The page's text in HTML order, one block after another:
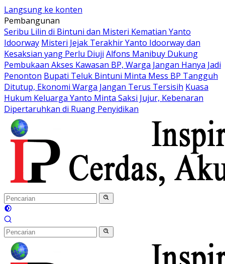
Langsung ke konten
Pembangunan
Seribu Lilin di Bintuni dan Misteri Kematian Yanto
Idoorway Misteri Jejak Terakhir Yanto Idoorway dan
Kesaksian yang Perlu Diuji Alfons Manibuy Dukung
Pembukaan Akses Kawasan BP, Warga Jangan Hanya Jadi
Penonton Bupati Teluk Bintuni Minta Mess BP Tangguh
Ditutup, Ekonomi Warga Jangan Terus Tersisih Kuasa
Hukum Keluarga Yanto Minta Saksi Jujur, Kebenaran
Dipertaruhkan di Ruang Penyidikan